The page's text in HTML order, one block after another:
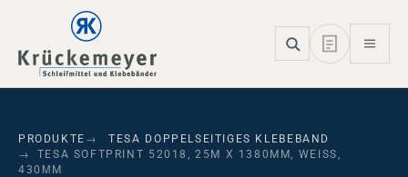
Skip to main navigation
Skip to main content
Skip to page footer
PRODUKTE
TESA DOPPELSEITIGES KLEBEBAND
TESA SOFTPRINT 52018, 25M X 1380MM, WEISS, 4
30ΜM